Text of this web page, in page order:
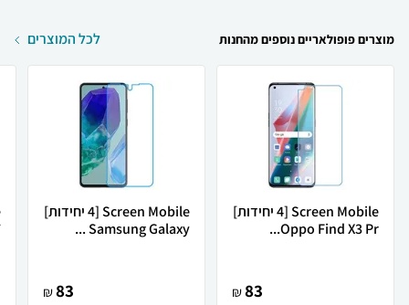
מוצרים פופולאריים נוספים מהחנות לכל המוצרים
Screen Mobile [4 יחידות]
Oppo Find X3 Pr...
83
₪
Screen Mobile [4 יחידות]
Samsung Galaxy ...
83
₪